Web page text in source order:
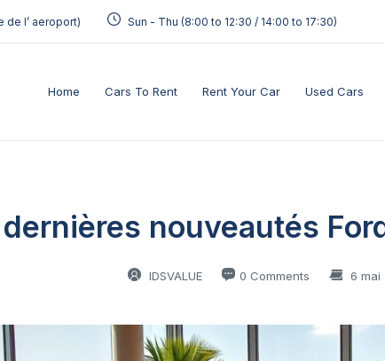
de l’ aeroport) Sun - Thu (8:00 to 12:30 / 14:00 to 17:30)
Home Cars To Rent Rent Your Car Used Cars
nouveautés
IDSVALUE 0 Comments 6 mai